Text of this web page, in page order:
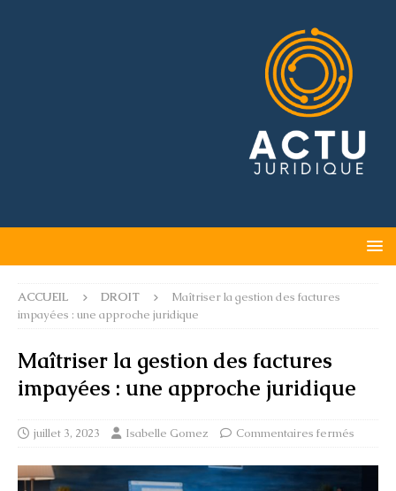
ACCUEIL DROIT
Maîtriser la gestion des factures
impayées : une approche juridique
Maîtriser la gestion des factures
impayées : une approche juridique
juillet 3, 2023 Isabelle Gomez Commentaires fermés